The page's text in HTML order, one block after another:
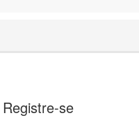
Registre-se